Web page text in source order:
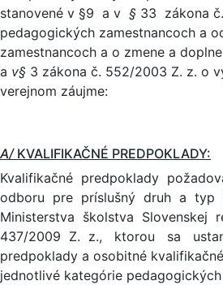
stanovené v §9 a v § 33 zákona
pedagogických zamestnancoch a
zamestnancoch a o zmene a
a v§ 3 zákona č. 552/2003 Z. z. o
verejnom záujme:
A/ KVALIFIKAČNÉ PREDPOKLADY:
Kvalifikačné predpoklady
odboru pre príslušný druh a typ
Ministerstva školstva Slovenskej
437/2009 Z. z., ktorou sa
predpoklady a osobitné
jednotlivé kategórie